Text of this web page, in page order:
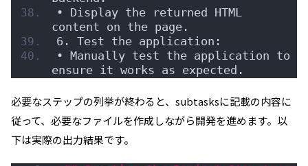
• Display the returned HTML
content on the page.
6. Test the application:
• Manually test the application to
ensure it works as expected.
必要なステップの列挙が終わると、subtasksに記載の内容に
従って、必要なファイルを作成しながら開発を進めます。以
下は実際の出力結果です。